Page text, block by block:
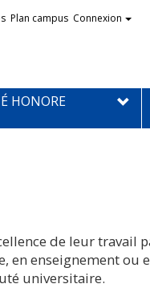
Plan campus Connexion
HONORE
de leur travail
en enseignement ou
universitaire.